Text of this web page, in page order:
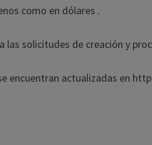
como en dólares .
las solicitudes de creación y
encuentran actualizadas en